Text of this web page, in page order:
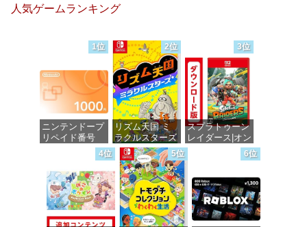
人気ゲームランキング
1位
ニンテンドープ
リペイド番号
1000円|オンラ
価格：¥1,000
2位
リズム天国 ミ
ラクルスターズ
-Switch
価格：¥5,595
3位
スプラトゥーン
レイダース|オン
ラインコード版
4位 5位 6位